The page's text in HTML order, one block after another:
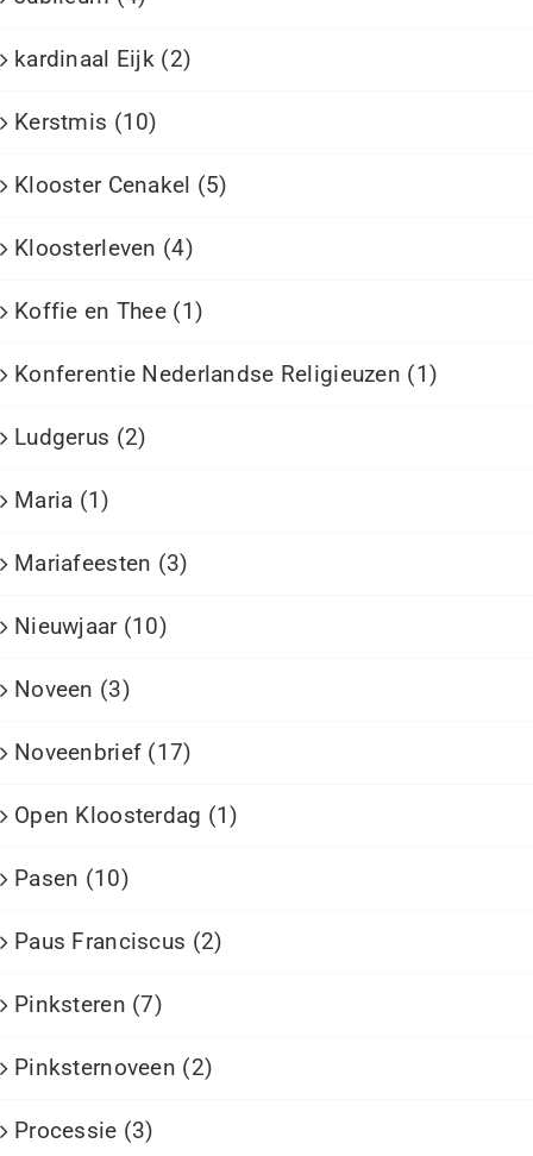
kardinaal Eijk (2)
Kerstmis (10)
Klooster Cenakel (5)
Kloosterleven (4)
Koffie en Thee (1)
Konferentie Nederlandse Religieuzen (1)
Ludgerus (2)
Maria (1)
Mariafeesten (3)
Nieuwjaar (10)
Noveen (3)
Noveenbrief (17)
Open Kloosterdag (1)
Pasen (10)
Paus Franciscus (2)
Pinksteren (7)
Pinksternoveen (2)
Processie (3)